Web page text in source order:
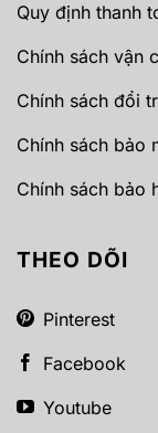
Quy định thanh
Chính sách vận
Chính sách đổi
Chính sách bảo
Chính sách bảo
THEO DÕI
Pinterest
Facebook
Youtube